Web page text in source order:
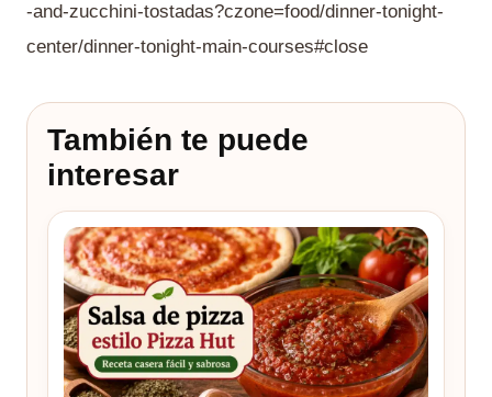
-and-zucchini-tostadas?czone=food/dinner-tonight-
center/dinner-tonight-main-courses#close
También te puede
interesar